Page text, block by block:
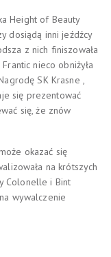
Height of Beauty
dosiądą inni jeźdźcy
z nich finiszowała
nieco obniżyła
SK Krasne ,
się prezentować
się, że znów
okazać się
na krótszych
Colonelle i Bint
wywalczenie